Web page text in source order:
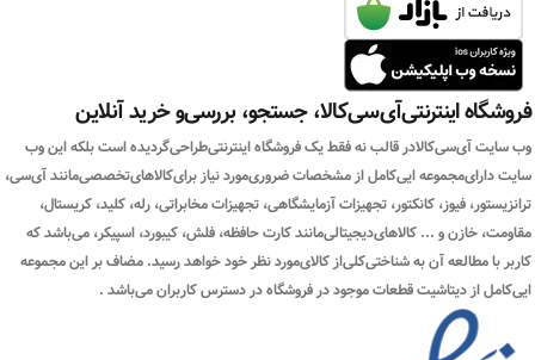
فروشگاه اینترنتی‌آی‌سی‌کالا، جستجو، بررسی‌و خرید آنلاین
وب سایت آی‌سی‌کالادر قالب نه فقط یک فروشگاه اینترنتی‌طراحی‌گردیده است بلکه این وب
سایت دارای‌مجموعه ایی‌کامل از مشخصات ضروری‌مورد نیاز برای‌کالاهای‌تخصصی‌مانند آی‌سی،
ترانزیستور، فیوز، کانکتور، تجهیزات آزمایشگاهی، تجهیزات مخابراتی، رله، کلید، کریستال،
مقاومت، خازن و ... کالاهای‌دیجیتالی‌مانند کارت حافظه، فلش، کیبورد، اسپیکر، می‌باشد که
کاربر با مطالعه آن به شناختی‌کلی‌از کالای‌مورد نظر خود خواهد رسید. مضاف بر این مجموعه
ایی‌کامل از دیتاشیت قطعات موجود در فروشگاه در دسترس کاربران می‌باشد .